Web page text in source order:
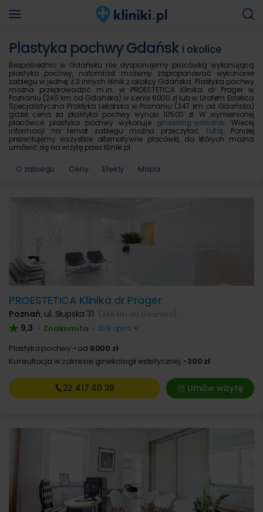
Plastyka pochwy Gdańsk i okolice
Bezpośrednio w Gdańsku nie dysponujemy placówką wykonującą
plastyka pochwy, natomiast możemy zaproponować wykonanie
zabiegu w jednej z 3 innych klinik z okolicy Gdańska. Plastyka pochwy
można przeprowadzić m.in. w PROESTETICA Klinika dr Prager w
Poznaniu (245 km od Gdańska) w cenie 6000 zł lub w Urofem Estetica
Specjalistyczna Praktyka Lekarska w Poznaniu (247 km od Gdańska)
gdzie cena za plastyka pochwy wynosi 10500 zł. W wymienionej
placówce plastyka pochwy wykonuje ginekolog-położnik. Wiecej
informacji na temat zabiegu można przeczytać tutaj. Poniżej
prezentujemy wszystkie alternatywne placówki, do których można
umówić się na wizytę przez Kliniki.pl.
O zabiegu Ceny Efekty Mapa
PROESTETICA Klinika dr Prager
Poznań, ul. Słupska 31 (245 km od Gdańska)
9,3 • Znakomita • 308 opinii
Plastyka pochwy od 6000 zł
Konsultacja w zakresie ginekologii estetycznej
300 zł
Umów wizytę
22 417 40 39